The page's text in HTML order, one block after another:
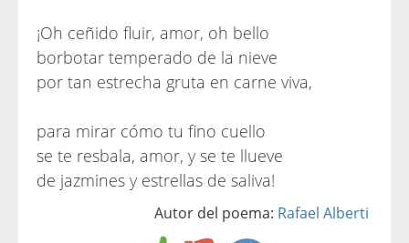
¡Oh ceñido fluir, amor, oh bello
borbotar temperado de la nieve
por tan estrecha gruta en carne viva,
para mirar cómo tu fino cuello
se te resbala, amor, y se te llueve
de jazmines y estrellas de saliva!
Autor del poema: Rafael Alberti